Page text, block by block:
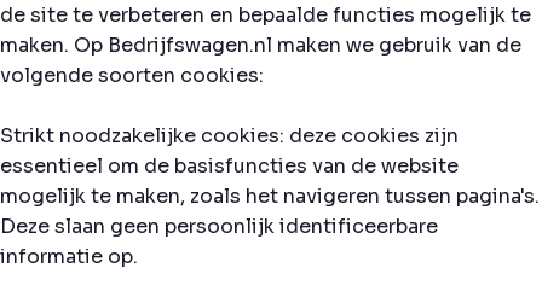
de site te verbeteren en bepaalde functies mogelijk te
maken. Op Bedrijfswagen.nl maken we gebruik van de
volgende soorten cookies:
Strikt noodzakelijke cookies: deze cookies zijn
essentieel om de basisfuncties van de website
mogelijk te maken, zoals het navigeren tussen pagina's.
Deze slaan geen persoonlijk identificeerbare
informatie op.